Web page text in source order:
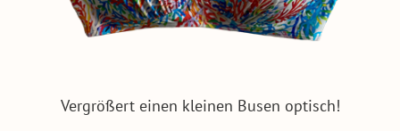
Vergrößert einen kleinen Busen optisch!